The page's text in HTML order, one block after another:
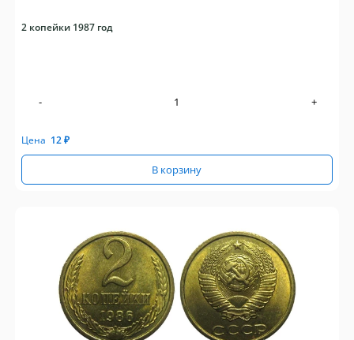
2 копейки 1987 год
- +
Цена 12₽
В корзину